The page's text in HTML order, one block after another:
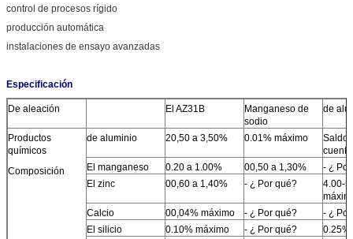
control de procesos rígido
producción automática
instalaciones de ensayo avanzadas
Especificación
De aleación El AZ31B
Manganeso de
sodio
de
Productos
químicos
Composición
de aluminio 20,50 a 3,50% 0.01% máximo
Saldo
El manganeso
0.20 a 1.00% 00,50 a 1,30%
- ¿
El zinc
00,60 a 1,40% - ¿ Por qué?
4.00-
Calcio
00,04% máximo - ¿ Por qué?
- ¿
El silicio
0.10% máximo - ¿ Por qué?
0.25%